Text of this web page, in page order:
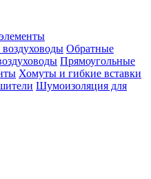
Обратные
Прямоугольные
Хомуты и гибкие вставки
Шумоизоляция для